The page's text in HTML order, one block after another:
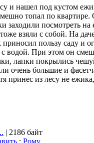
и нашел под кустом
топал по
заходили посмотреть
взяли с собой. Hа
пользу саду и
с водой. При этом он
лапки покрылись
очень большие и
принес из лесу не
| 2186 байт
: Рому